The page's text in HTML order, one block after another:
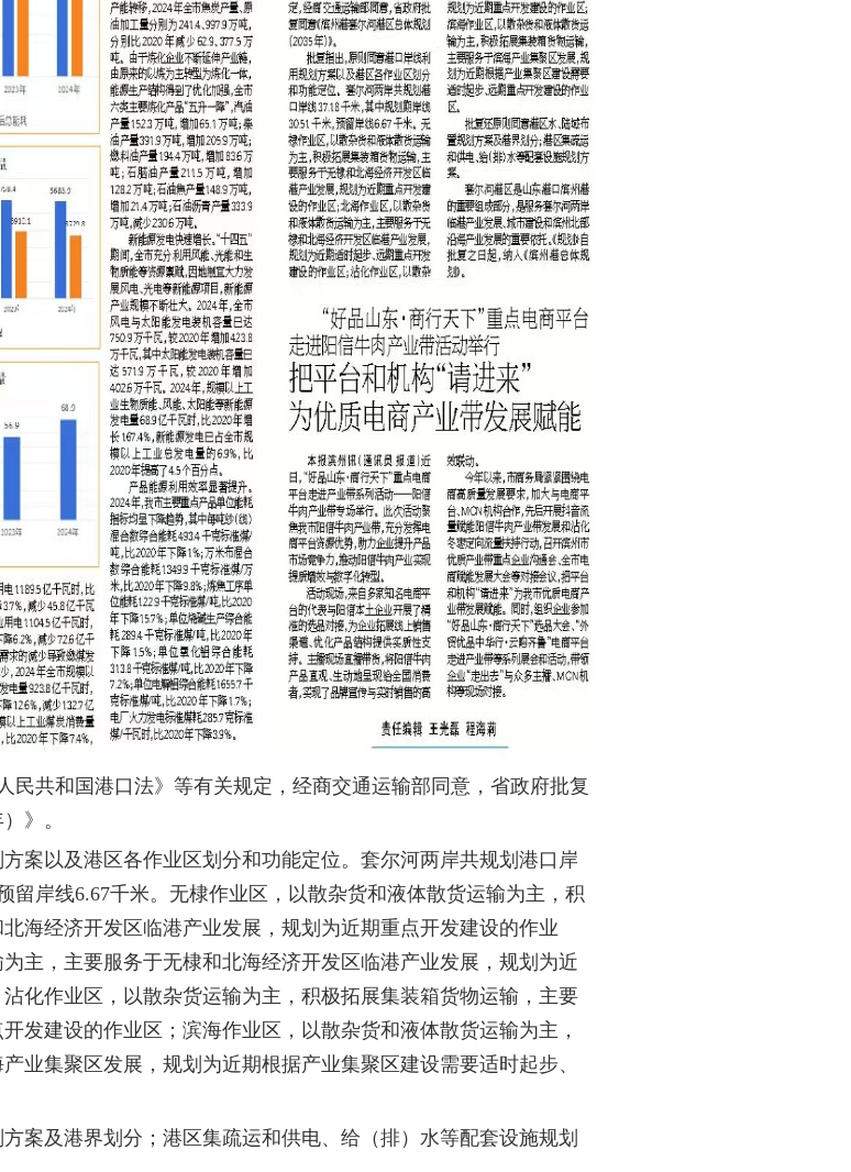
民共和国港口法》等有关规定，经商交通运输部同意，省政府批复
》。
案以及港区各作业区划分和功能定位。套尔河两岸共规划港口岸
留岸线6.67千米。无棣作业区，以散杂货和液体散货运输为主，积
海经济开发区临港产业发展，规划为近期重点开发建设的作业
主，主要服务于无棣和北海经济开发区临港产业发展，规划为近
化作业区，以散杂货运输为主，积极拓展集装箱货物运输，主要
发建设的作业区；滨海作业区，以散杂货和液体散货运输为主，
业集聚区发展，规划为近期根据产业集聚区建设需要适时起步、
案及港界划分；港区集疏运和供电、给（排）水等配套设施规划